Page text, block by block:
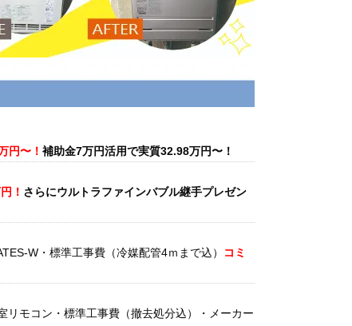
円〜！ 補助金7万円活用で実質32.98万円〜！
！ さらにウルトラファインバブル継手プレゼン
W・標準工事費（冷媒配管4ｍまで込）
コミ
リモコン・標準工事費（撤去処分込）・メーカー